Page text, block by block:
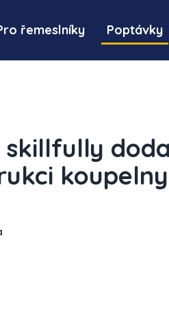
řemeslníky Poptávky
skillfully